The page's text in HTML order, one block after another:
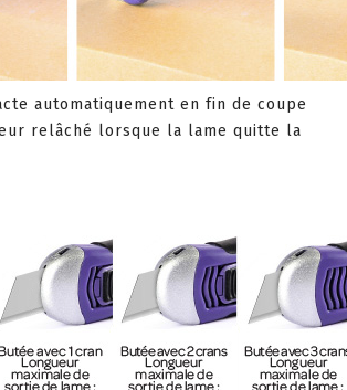
automatiquement en fin de coupe
relâché lorsque la lame quitte la